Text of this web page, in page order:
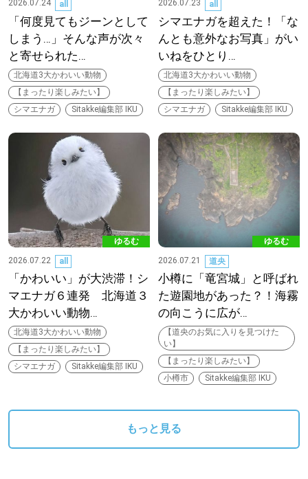
2026.07.24 all
「何度見てもジーンとして
しまう…」そんな声が次々
と寄せられた…
北海道3大かわいい動物
【まったり楽しみたい】
シマエナガ
Sitakke編集部 IKU
2026.07.23 all
シマエナガを超えた！「な
んとも意外なお写真」がい
いねをひとり…
北海道3大かわいい動物
【まったり楽しみたい】
シマエナガ
Sitakke編集部 IKU
ゆるむ
2026.07.22
all
「かわいい」が大渋滞！シ
マエナガ６連発 北海道３
大かわいい動物…
北海道3大かわいい動物
【まったり楽しみたい】
シマエナガ
Sitakke編集部 IKU
ゆるむ
2026.07.21
道央
小樽に「竜宮城」と呼ばれ
た遊園地があった？！海霧
の向こうに広が…
【道央のお気に入りを見つけた
い】
【まったり楽しみたい】
小樽市
Sitakke編集部 IKU
もっと見る